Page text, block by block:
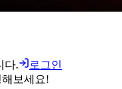
다.
로그인
보세요!